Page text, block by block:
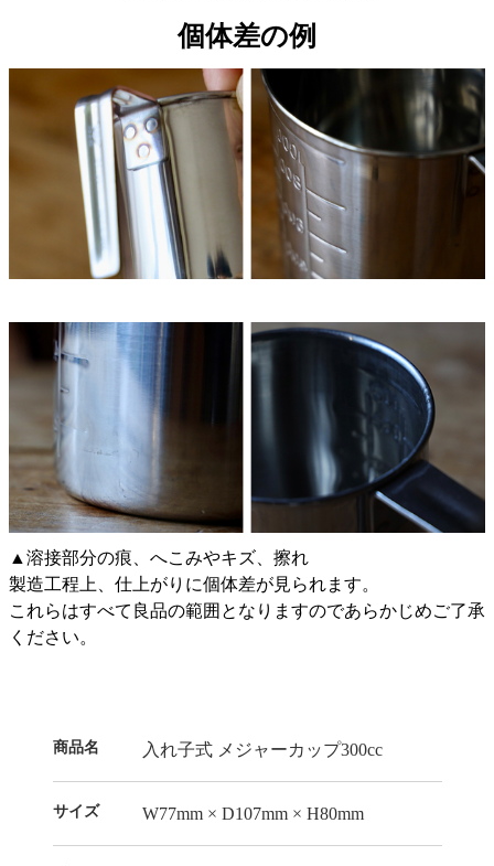
個体差の例
▲溶接部分の痕、へこみやキズ、擦れ
製造工程上、仕上がりに個体差が見られます。
これらはすべて良品の範囲となりますのであらかじめご了承
ください。
商品名 入れ子式 メジャーカップ300cc
サイズ W77mm × D107mm × H80mm